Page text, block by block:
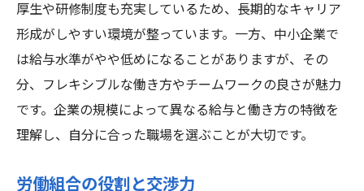
厚生や研修制度も充実しているため、長期的なキャリア
形成がしやすい環境が整っています。一方、中小企業で
は給与水準がやや低めになることがありますが、その
分、フレキシブルな働き方やチームワークの良さが魅力
です。企業の規模によって異なる給与と働き方の特徴を
理解し、自分に合った職場を選ぶことが大切です。
労働組合の役割と交渉力